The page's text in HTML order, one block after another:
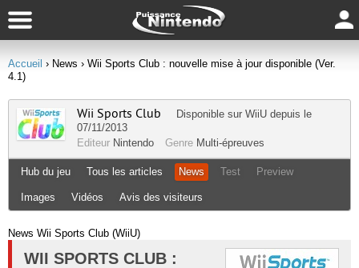
Accueil › News › Wii Sports Club : nouvelle mise à jour disponible (Ver.
4.1)
Wii Sports Club Disponible sur WiiU depuis le
07/11/2013
Editeur Nintendo Genre Multi-épreuves
Hub du jeu Tous les articles News Test Preview
Images Vidéos Avis des visiteurs
News Wii Sports Club (WiiU)
WII SPORTS CLUB :